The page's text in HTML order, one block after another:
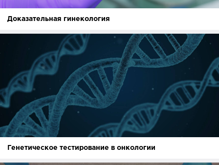
Доказательная гинекология
Генетическое тестирование в онкологии